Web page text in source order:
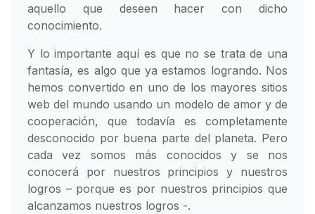
aquello que deseen hacer con dicho
conocimiento.
Y lo importante aquí es que no se trata de una
fantasía, es algo que ya estamos logrando. Nos
hemos convertido en uno de los mayores sitios
web del mundo usando un modelo de amor y de
cooperación, que todavía es completamente
desconocido por buena parte del planeta. Pero
cada vez somos más conocidos y se nos
conocerá por nuestros principios y nuestros
logros – porque es por nuestros principios que
alcanzamos nuestros logros -.